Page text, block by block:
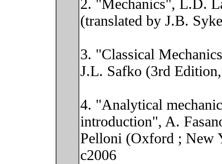
2. "Mechanics", L.D.
(translated by J.B.
3. "Classical
J.L. Safko (3rd
4. "Analytical
introduction", A.
Pelloni (Oxford ; New
c2006